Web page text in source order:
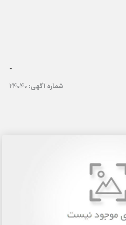
-
شماره آگهی: 24040